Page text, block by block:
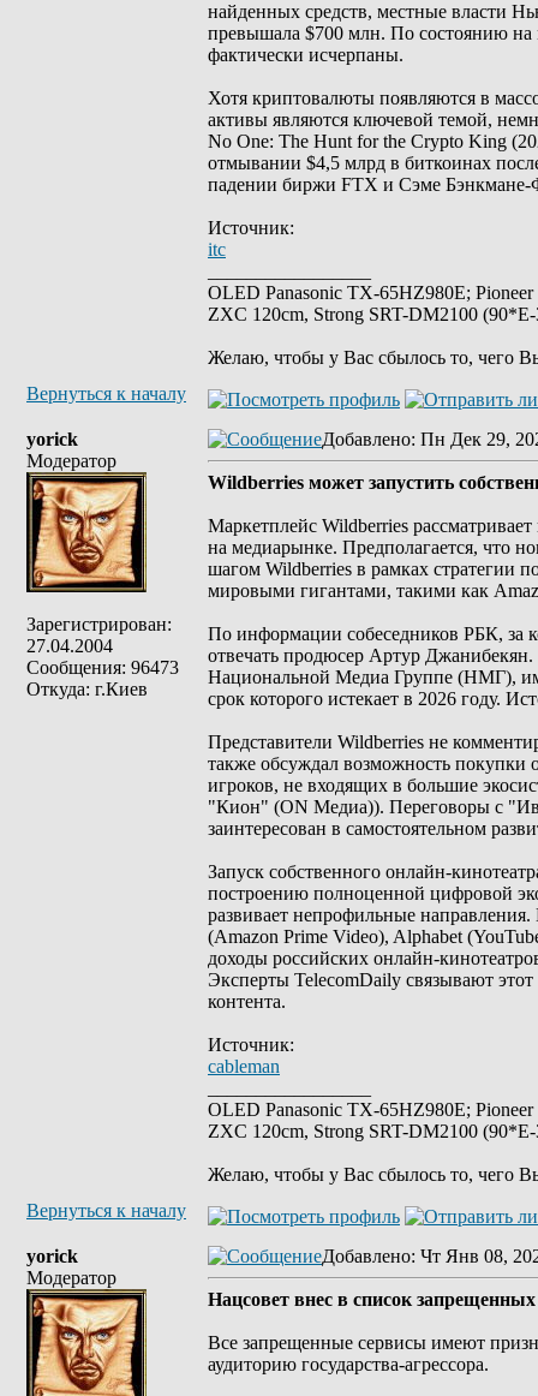
найденных средств, местные власти
превышала $700 млн. По состоянию на
фактически исчерпаны.
Хотя криптовалюты появляются в
активы являются ключевой темой,
No One: The Hunt for the Crypto King
отмывании $4,5 млрд в биткоинах
падении биржи FTX и Сэме Бэнкмане-
Источник:
itc
OLED Panasonic TX-65HZ980E;
ZXC 120cm, Strong SRT-DM2100
Желаю, чтобы у Вас сбылось то, чего
Вернуться к началу
yorick
Модератор
Зарегистрирован:
27.04.2004
Сообщения: 96473
Откуда: г.Киев
Добавлено: Пн Дек 29,
Wildberries может запустить
Маркетплейс Wildberries
на медиарынке. Предполагается, что
шагом Wildberries в рамках стратегии
мировыми гигантами, такими как
По информации собеседников РБК, за
отвечать продюсер Артур
Национальной Медиа Группе (НМГ),
срок которого истекает в 2026 году.
Представители Wildberries не
также обсуждал возможность
игроков, не входящих в большие
"Кион" (ON Медиа)). Переговоры с
заинтересован в самостоятельном
Запуск собственного онлайн-
построению полноценной цифровой
развивает непрофильные
(Amazon Prime Video), Alphabet
доходы российских онлайн-
Эксперты TelecomDaily связывают
контента.
Источник:
cableman
OLED Panasonic TX-65HZ980E;
ZXC 120cm, Strong SRT-DM2100
Желаю, чтобы у Вас сбылось то, чего
Вернуться к началу
yorick
Модератор
Добавлено: Чт Янв 08,
Нацсовет внес в список
Все запрещенные сервисы имеют
аудиторию государства-агрессора.